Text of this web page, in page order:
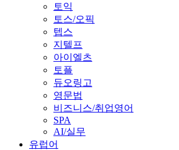
토익
토스/오픽
텝스
지텔프
아이엘츠
토플
듀오링고
영문법
비즈니스/취업영어
SPA
AI/실무
유럽어